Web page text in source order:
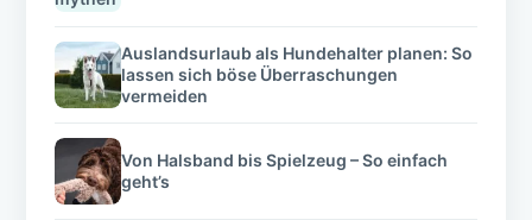
Auslandsurlaub als Hundehalter planen: So
lassen sich böse Überraschungen
vermeiden
Von Halsband bis Spielzeug – So einfach
geht’s